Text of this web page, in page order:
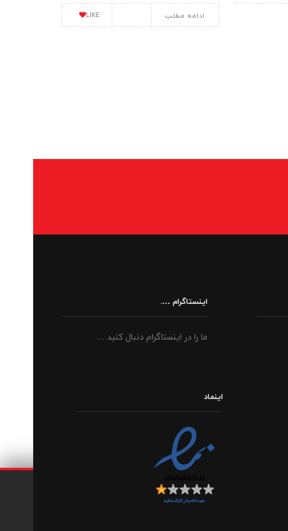
LIKE ادامه مطلب
اینستاگرام ….
ما را در اینستاگرام دنبال کنید ....
اینماد